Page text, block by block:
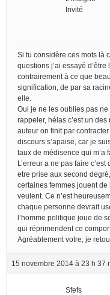
Invité
Si tu considère ces mots là
questions j’ai essayé
contrairement à ce que
signification, de par sa
elle.
Oui je ne les oublies pas ne
rappeler, hélas c’est un
auteur on finit par
discours s’apaise, car je
taux de médisence qui m’a
L’erreur a ne pas faire
etre prise aux second
certaines femmes jouent
veulent. Ce n’est
chaque personne devrait
l’homme politique joue de
qui réprimendent ce
Agréablement votre, je
15 novembre 2014 à 23 h 37
Sfefs